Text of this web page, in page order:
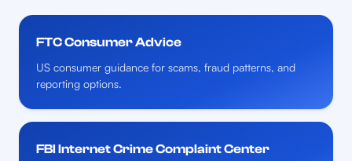
FTC Consumer Advice
US consumer guidance for scams, fraud patterns, and
reporting options.
FBI Internet Crime Complaint Center